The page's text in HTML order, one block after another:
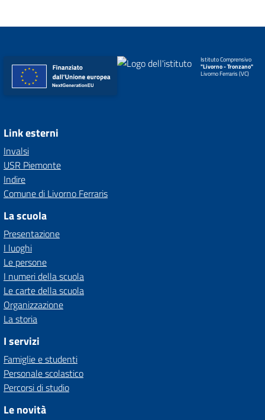
Istituto Comprensivo
"Livorno - Tronzano"
Livorno Ferraris (VC)
Link esterni
Invalsi
USR Piemonte
Indire
Comune di Livorno Ferraris
La scuola
Presentazione
I luoghi
Le persone
I numeri della scuola
Le carte della scuola
Organizzazione
La storia
I servizi
Famiglie e studenti
Personale scolastico
Percorsi di studio
Le novità